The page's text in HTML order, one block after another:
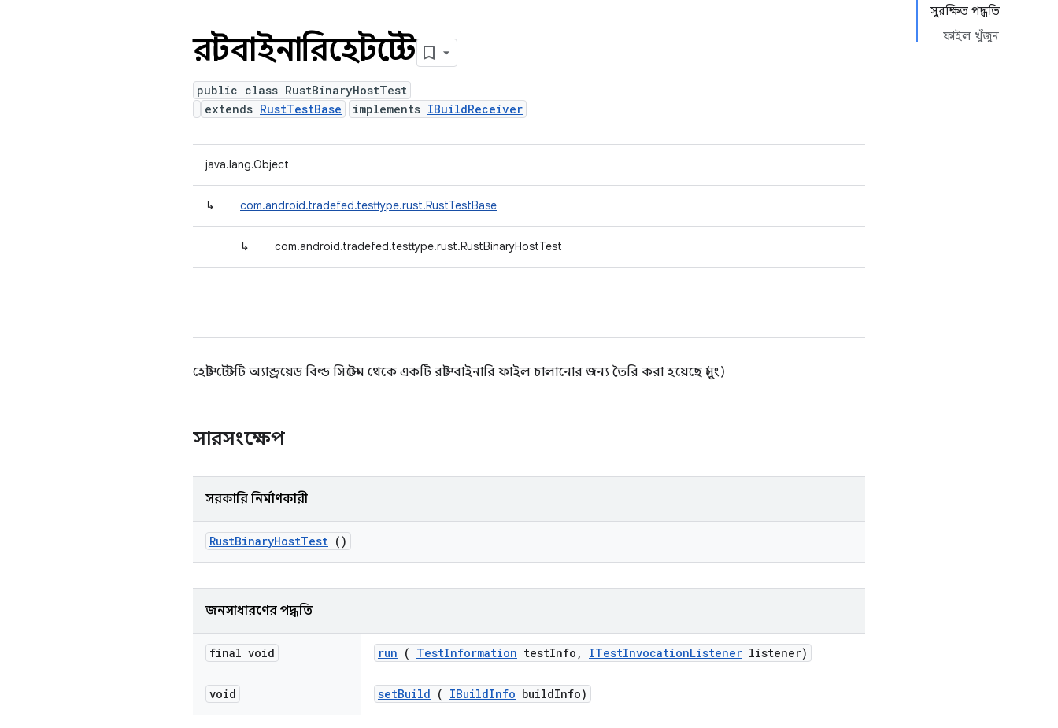
সুরক্ষিত পদ্ধতি
ফাইল খুঁজুন
রাস্টবাইনারিহোস্টটেস্ট
public class RustBinaryHostTest
extends RustTestBase implements IBuildReceiver
java.lang.Object
↳ com.android.tradefed.testtype.rust.RustTestBase
↳ com.android.tradefed.testtype.rust.RustBinaryHostTest
হোস্ট টেস্টটি অ্যান্ড্রয়েড বিল্ড সিস্টেম থেকে একটি রাস্ট বাইনারি ফাইল চালানোর জন্য তৈরি করা হয়েছে (সুং)
সারসংক্ষেপ
সরকারি নির্মাণকারী
RustBinaryHostTest ()
জনসাধারণের পদ্ধতি
final void run ( TestInformation testInfo , ITestInvocationListener listener)
void setBuild ( IBuildInfo buildInfo)